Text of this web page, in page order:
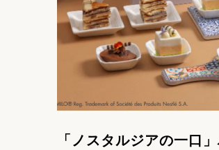
「ノスタルジアの一口